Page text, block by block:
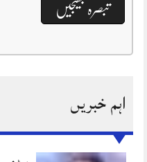
اہم خبریں